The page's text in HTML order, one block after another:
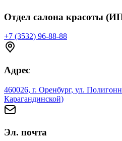
Отдел салона красоты
+7 (3532) 96-88-88
Адрес
460026, г. Оренбург, ул.
Карагандинской)
Эл. почта